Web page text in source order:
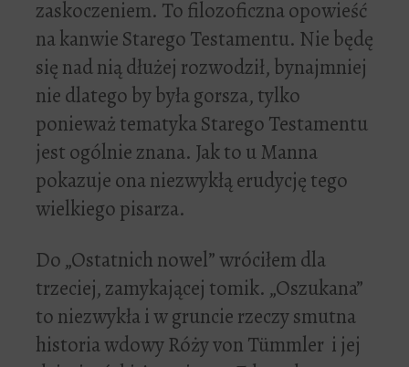
zaskoczeniem. To filozoficzna opowieść
na kanwie Starego Testamentu. Nie będę
się nad nią dłużej rozwodził, bynajmniej
nie dlatego by była gorsza, tylko
ponieważ tematyka Starego Testamentu
jest ogólnie znana. Jak to u Manna
pokazuje ona niezwykłą erudycję tego
wielkiego pisarza.
Do „Ostatnich nowel” wróciłem dla
trzeciej, zamykającej tomik. „Oszukana”
to niezwykła i w gruncie rzeczy smutna
historia wdowy Róży von Tümmler i jej